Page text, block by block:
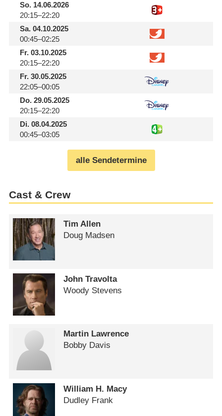
So.14.06.2026
20:15–22:20
Sa.04.10.2025
00:45–02:25
Fr.03.10.2025
20:15–22:20
Fr.30.05.2025
22:05–00:05
Do.29.05.2025
20:15–22:20
Di.08.04.2025
00:45–03:05
alle Sendetermine
Cast & Crew
Tim Allen
Doug Madsen
John Travolta
Woody Stevens
Martin Lawrence
Bobby Davis
William H. Macy
Dudley Frank